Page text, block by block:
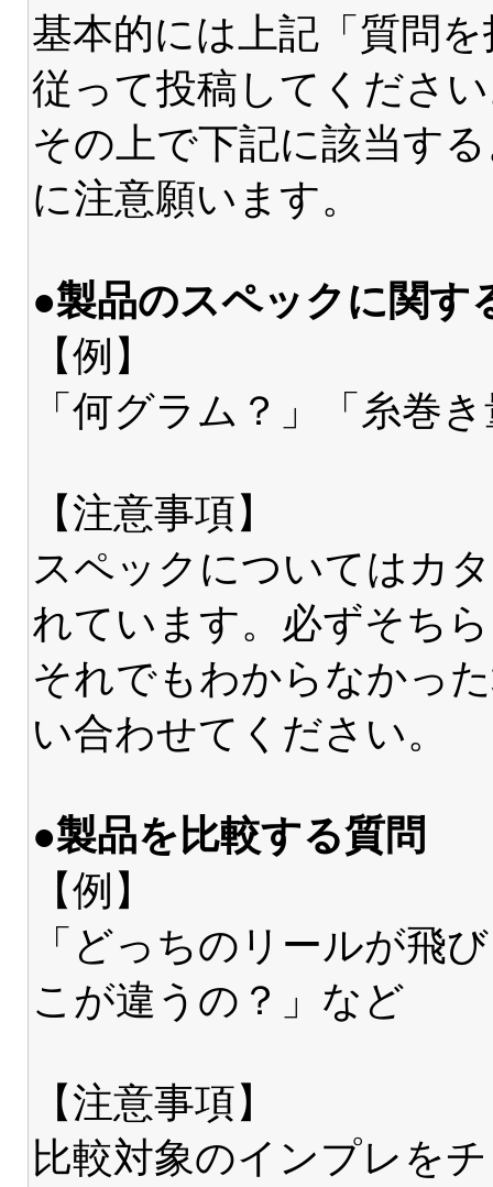
基本的には上記「質問
従って投稿してくださ
その上で下記に該当す
に注意願います。
●製品のスペックに関す
【例】
「何グラム？」「糸巻
【注意事項】
スペックについてはカ
れています。必ずそち
それでもわからなかっ
い合わせてください。
●製品を比較する質問
【例】
「どっちのリールが飛
こが違うの？」など
【注意事項】
比較対象のインプレを